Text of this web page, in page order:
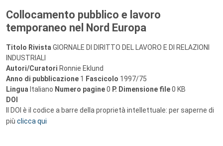
Collocamento pubblico e lavoro
temporaneo nel Nord Europa
Titolo Rivista GIORNALE DI DIRITTO DEL LAVORO E DI RELAZIONI
INDUSTRIALI
Autori/Curatori Ronnie Eklund
Anno di pubblicazione 1 Fascicolo 1997/75
Lingua Italiano Numero pagine0 P. Dimensione file0 KB
DOI
Il DOI è il codice a barre della proprietà intellettuale: per saperne di
più clicca qui